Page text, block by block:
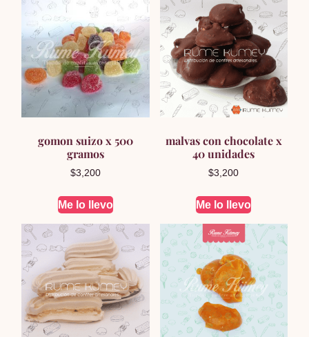
gomon suizo x 500
gramos
$3,200
Me lo llevo
malvas con chocolate x
40 unidades
$3,200
Me lo llevo